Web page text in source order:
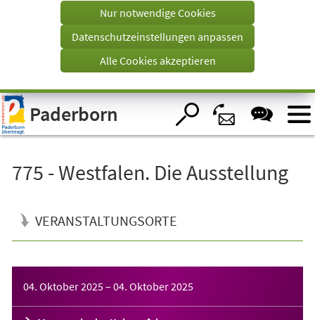
Visuelle
Assistenzsoftware
öffnen.
einem
Tab)
Nur notwendige Cookies
Datenschutzeinstellungen anpassen
Alle Cookies akzeptieren
Paderborn
775 - Westfalen. Die Ausstellung
VERANSTALTUNGSORTE
04. Oktober 2025– 04. Oktober 2025